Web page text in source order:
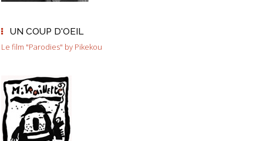
UN COUP D'OEIL
Le film "Parodies" by Pikekou